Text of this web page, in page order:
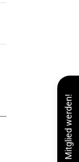
Mitglied werden!